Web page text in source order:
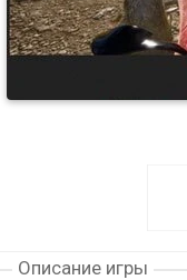
Описание игры